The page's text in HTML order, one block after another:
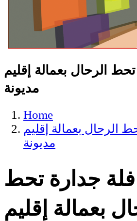
الرحال بعمالة إقليم
مديونة
Home
الرحال بعمالة إقليم
مديونة
جدارة تحط
بعمالة إقليم